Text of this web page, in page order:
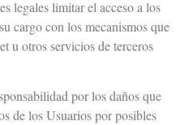
legales limitar el acceso a los
cargo con los mecanismos que
u otros servicios de terceros
por los daños que
de los Usuarios por posibles